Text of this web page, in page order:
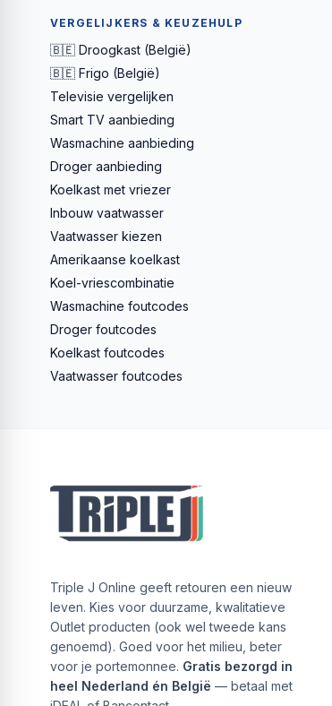
VERGELIJKERS & KEUZEHULP
🇧🇪 Droogkast (België)
🇧🇪 Frigo (België)
Televisie vergelijken
Smart TV aanbieding
Wasmachine aanbieding
Droger aanbieding
Koelkast met vriezer
Inbouw vaatwasser
Vaatwasser kiezen
Amerikaanse koelkast
Koel-vriescombinatie
Wasmachine foutcodes
Droger foutcodes
Koelkast foutcodes
Vaatwasser foutcodes
Triple J Online geeft retouren een nieuw
leven. Kies voor duurzame, kwalitatieve
Outlet producten (ook wel tweede kans
genoemd). Goed voor het milieu, beter
voor je portemonnee. Gratis bezorgd in
heel Nederland én België — betaal met